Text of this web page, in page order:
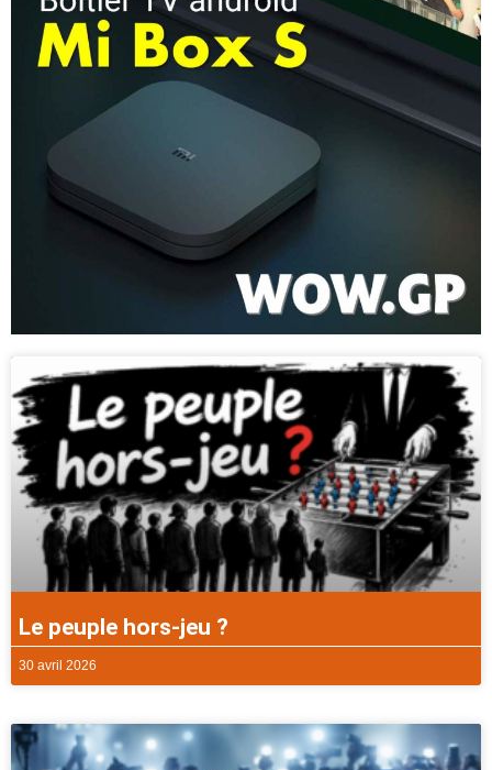
Le peuple hors-jeu ?
30 avril 2026